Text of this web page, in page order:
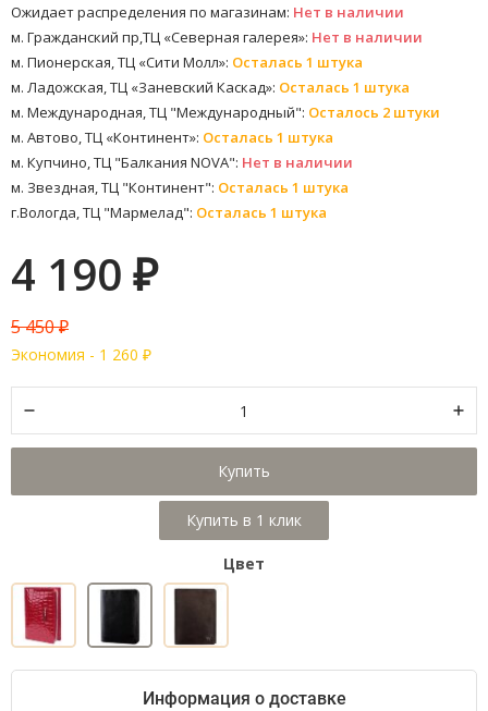
Ожидает распределения по магазинам: Нет в наличии
м. Гражданский пр,ТЦ «Северная галерея»: Нет в наличии
м. Пионерская, ТЦ «Сити Молл»: Осталась 1 штука
м. Ладожская, ТЦ «Заневский Каскад»: Осталась 1 штука
м. Международная, ТЦ "Международный": Осталось 2 штуки
м. Автово, ТЦ «Континент»: Осталась 1 штука
м. Купчино, ТЦ "Балкания NOVA": Нет в наличии
м. Звездная, ТЦ "Континент": Осталась 1 штука
г.Вологда, ТЦ "Мармелад": Осталась 1 штука
4 190 ₽
5 450₽
Экономия - 1 260 ₽
Купить
Цвет
Информация о доставке